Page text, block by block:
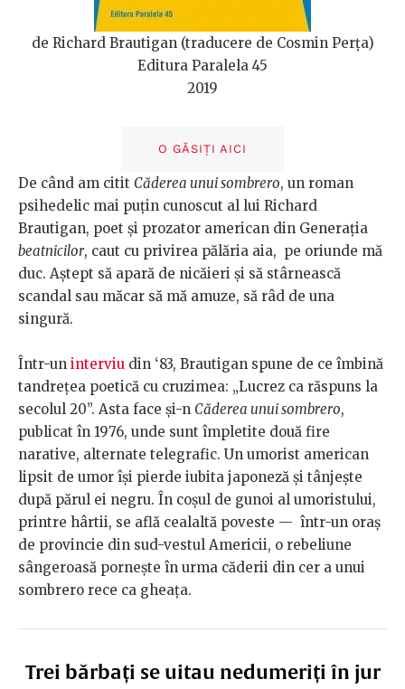
de Richard Brautigan (traducere de Cosmin Perța)
Editura Paralela 45
2019
O GĂSIȚI AICI
De când am citit Căderea unui sombrero, un roman
psihedelic mai puțin cunoscut al lui Richard
Brautigan, poet și prozator american din Generația
beatnicilor, caut cu privirea pălăria aia, pe oriunde mă
duc. Aștept să apară de nicăieri și să stârnească
scandal sau măcar să mă amuze, să râd de una
singură.
Într-un interviu din ‘83, Brautigan spune de ce îmbină
tandrețea poetică cu cruzimea: „Lucrez ca răspuns la
secolul 20”. Asta face și-n Căderea unui sombrero,
publicat în 1976, unde sunt împletite două fire
narative, alternate telegrafic. Un umorist american
lipsit de umor își pierde iubita japoneză și tânjește
după părul ei negru. În coșul de gunoi al umoristului,
printre hârtii, se află cealaltă poveste — într-un oraș
de provincie din sud-vestul Americii, o rebeliune
sângeroasă pornește în urma căderii din cer a unui
sombrero rece ca gheața.
Trei bărbați se uitau nedumeriți în jur